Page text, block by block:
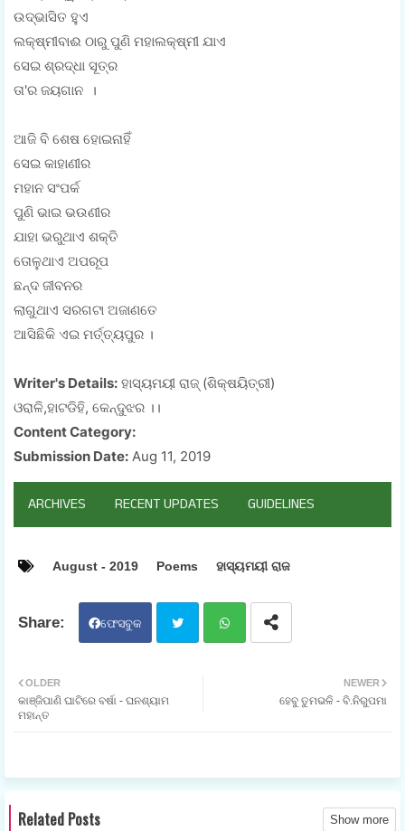
ଉଦ୍ଭାସିତ ହୁଏ
ଲକ୍ଷ୍ମୀବାଈ ଠାରୁ ପୁଣି ମହାଲକ୍ଷ୍ମୀ ଯାଏ
ସେଇ ଶ୍ରଦ୍ଧା ସୂତ୍ର
ତା'ର ଜୟଗାନ ।
ଆଜି ବି ଶେଷ ହୋଇନାହିଁ
ସେଇ କାହାଣୀର
ମହାନ ସଂପର୍କ
ପୁଣି ଭାଇ ଭଉଣୀର
ଯାହା ଭରୁଥାଏ ଶକ୍ତି
ତୋଳୁଥାଏ ଅପରୂପ
ଛନ୍ଦ ଜୀବନର
ଲାଗୁଥାଏ ସରଗଟା ଅଜାଣତେ
ଆସିଛିକି ଏଇ ମର୍ତ୍ତ୍ୟପୁର ।
Writer's Details: ହାସ୍ୟମୟୀ ରାଜ୍ (ଶିକ୍ଷୟିତ୍ରୀ)
ଓରାଳି,ହାଟଡିହି, କେନ୍ଦୁଝର ।।
Content Category:
Submission Date: Aug 11, 2019
ARCHIVES RECENT UPDATES GUIDELINES
August - 2019 Poems ହାସ୍ୟମୟୀ ରାଜ
ଫେସବୁକ
NEWER
ହେବୁ ତୁମଭଳି - ବି.ନିରୁପମା
OLDER
କାଞ୍ଜିପାଣି ଘାଟିରେ ବର୍ଷା - ଘନଶ୍ୟାମ
ମହାନ୍ତ
Related Posts Show more